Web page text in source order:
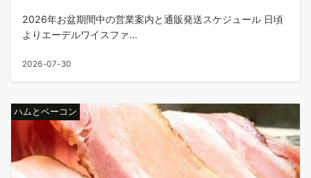
2026年お盆期間中の営業案内と通販発送スケジュール 日頃
よりエーデルワイスファ...
2026-07-30
ハムとベーコン